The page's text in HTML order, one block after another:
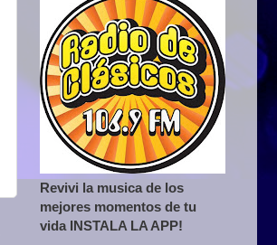
Revivi la musica de los
mejores momentos de tu
vida INSTALA LA APP!